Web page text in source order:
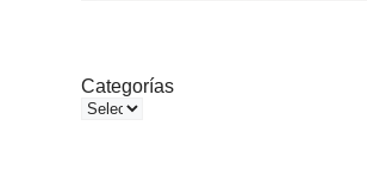
Categorías